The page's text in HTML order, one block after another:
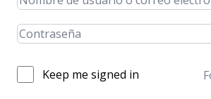
Keep me signed in